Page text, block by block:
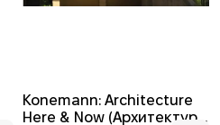
Konemann: Architecture
Here & Now (Архитектура